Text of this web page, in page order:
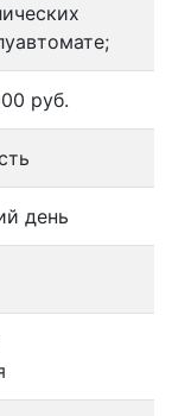
руб.
день